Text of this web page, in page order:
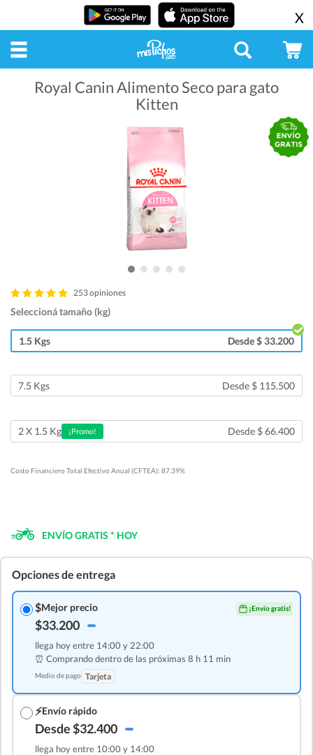
X
Royal Canin Alimento Seco para gato
Kitten
253 opiniones
Seleccioná tamaño (kg)
1.5 Kgs Desde $ 33.200
7.5 Kgs Desde $ 115.500
2 X 1.5 Kg ¡Promo! Desde $ 66.400
Costo Financiero Total Efectivo Anual (CFTEA): 87.39%
ENVÍO GRATIS * HOY
Opciones de entrega
$Mejor precio ¡Envío gratis!
$33.200
llega hoy entre 14:00 y 22:00
⏰ Comprando dentro de las próximas 8 h 11 min
Medio de pago Tarjeta
⚡Envío rápido
Desde $32.400
llega hoy entre 10:00 y 14:00